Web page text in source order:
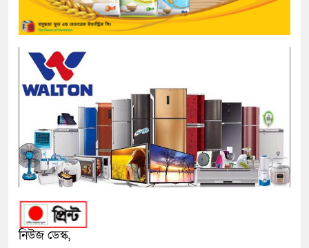
নিউজ ডেস্ক,